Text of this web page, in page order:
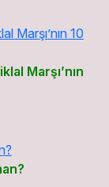
Marşı’nın